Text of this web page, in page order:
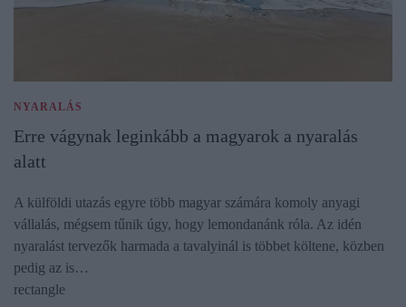
NYARALÁS
Erre vágynak leginkább a magyarok a nyaralás
alatt
A külföldi utazás egyre több magyar számára komoly anyagi
vállalás, mégsem tűnik úgy, hogy lemondanánk róla. Az idén
nyaralást tervezők harmada a tavalyinál is többet költene, közben
pedig az is…
rectangle